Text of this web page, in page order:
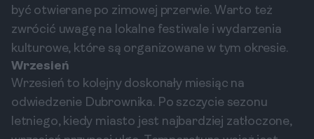
być otwierane po zimowej przerwie. Warto też
zwrócić uwagę na lokalne festiwale i wydarzenia
kulturowe, które są organizowane w tym okresie.
Wrzesień
Wrzesień to kolejny doskonały miesiąc na
odwiedzenie Dubrownika. Po szczycie sezonu
letniego, kiedy miasto jest najbardziej zatłoczone,